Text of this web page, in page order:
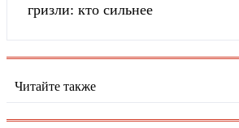
гризли: кто сильнее
Читайте также